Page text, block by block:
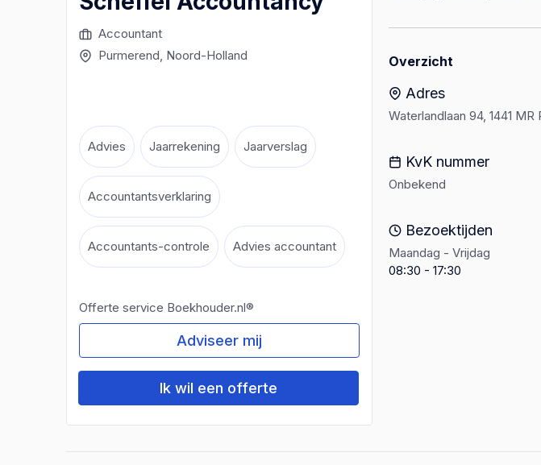
Accountant
Purmerend, Noord-Holland
Advies Jaarrekening Jaarverslag
Accountantsverklaring
Accountants-controle Advies accountant
Offerte service Boekhouder.nl®
Adviseer mij
Ik wil een offerte
Overzicht
Adres
Waterlandlaan 94, 1441
KvK nummer
Onbekend
Bezoektijden
Maandag - Vrijdag
08:30 - 17:30